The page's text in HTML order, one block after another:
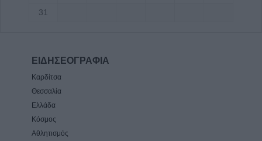
31
ΕΙΔΗΣΕΟΓΡΑΦΙΑ
Καρδίτσα
Θεσσαλία
Ελλάδα
Κόσμος
Αθλητισμός